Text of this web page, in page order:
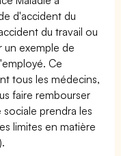
d'accident du
du travail ou
un exemple de
Ce
tous les médecins,
faire rembourser
sociale prendra les
limites en matière